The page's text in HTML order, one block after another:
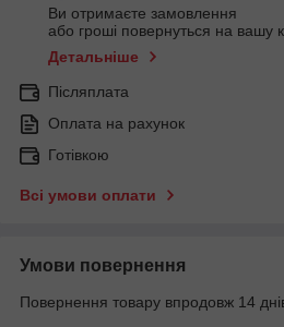
Ви отримаєте замовлення
або гроші повернуться на вашу
Детальніше
Післяплата
Оплата на рахунок
Готівкою
Всі умови оплати
Умови повернення
Повернення товару впродовж 14